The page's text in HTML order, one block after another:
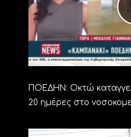
ΠΟΕΔΗΝ: Οκτώ
20 ημέρες στο